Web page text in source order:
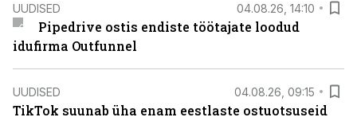
UUDISED 04.08.26, 14:10
Pipedrive ostis endiste töötajate loodud
idufirma Outfunnel
UUDISED 04.08.26, 09:15
TikTok suunab üha enam eestlaste ostuotsuseid